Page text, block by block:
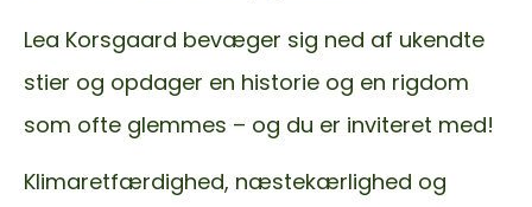
Lea Korsgaard bevæger sig ned af ukendte
stier og opdager en historie og en rigdom
som ofte glemmes – og du er inviteret med!
Klimaretfærdighed, næstekærlighed og